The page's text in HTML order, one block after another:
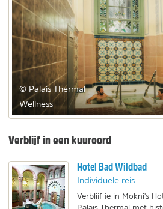
© Palais Thermal
Wellness
Verblijf in een kuuroord
Hotel Bad Wildbad
Individuele reis
Verblijf je in Mokni's